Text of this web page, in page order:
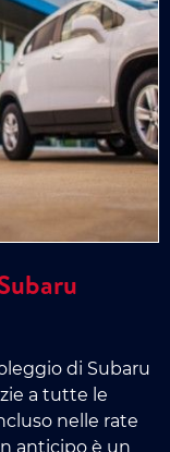
di Subaru
a tutte le
nelle rate
anticipo è un